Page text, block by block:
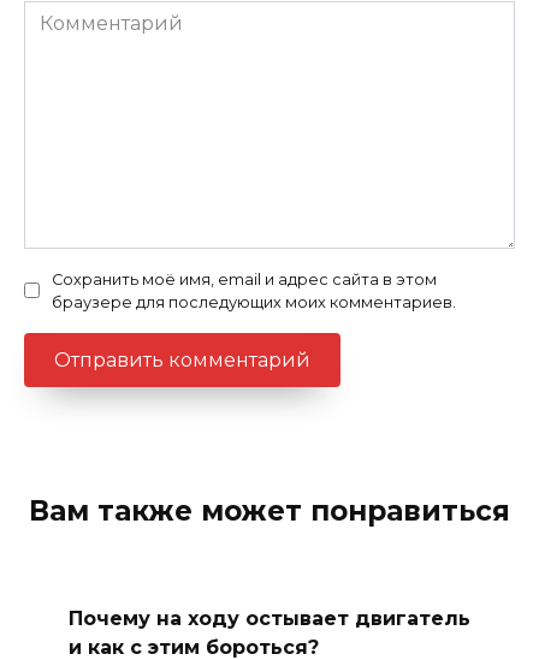
Комментарий
Сохранить моё имя, email и адрес сайта в этом
браузере для последующих моих комментариев.
Вам также может понравиться
Почему на ходу остывает двигатель
и как с этим бороться?